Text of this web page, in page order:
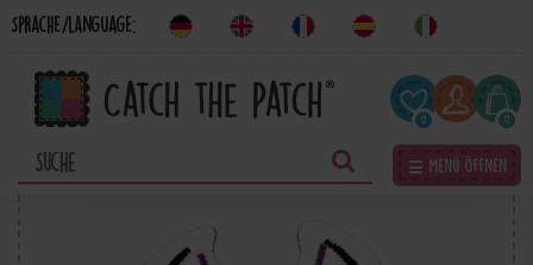
Sprache/Language:
0
☰ Menü öffnen